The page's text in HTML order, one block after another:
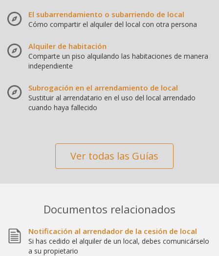
El subarrendamiento o subarriendo de local
Cómo compartir el alquiler del local con otra persona
Alquiler de habitación
Comparte un piso alquilando las habitaciones de manera
independiente
Subrogación en el arrendamiento de local
Sustituir al arrendatario en el uso del local arrendado
cuando haya fallecido
Ver todas las Guías
Documentos relacionados
Notificación al arrendador de la cesión de local
Si has cedido el alquiler de un local, debes comunicárselo
a su propietario